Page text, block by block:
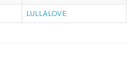
LULLALOVE